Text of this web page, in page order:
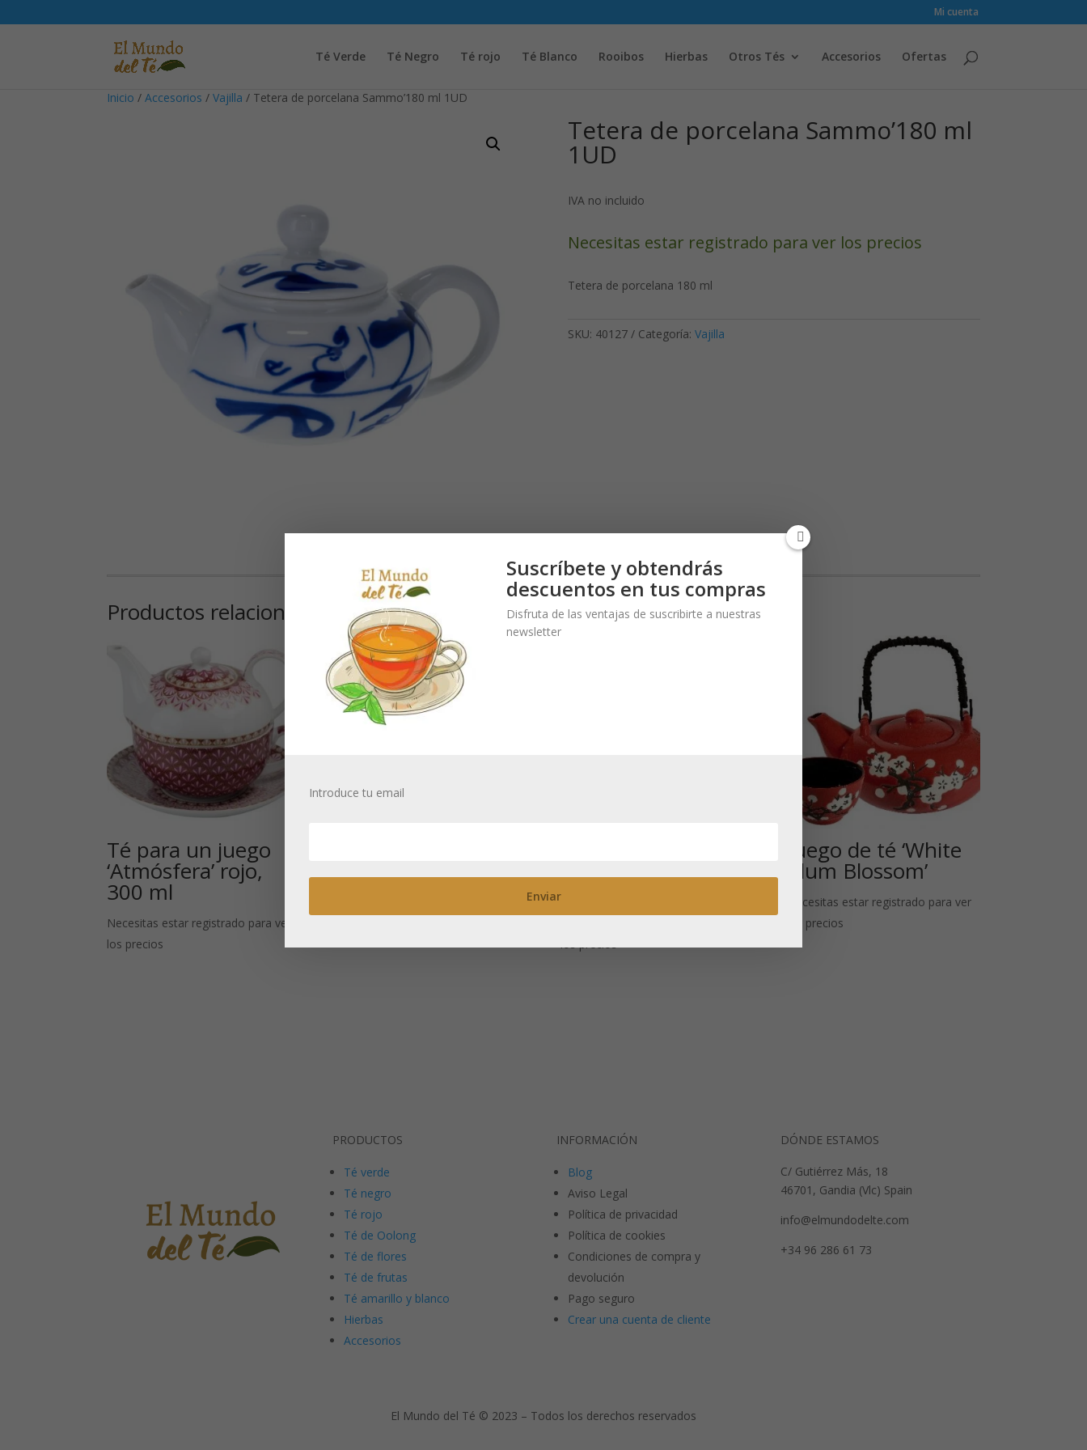
Mi cuenta
Té Verde Té Negro Té rojo Té Blanco Rooibos Hierbas Otros Tés Accesorios Ofertas
Inicio / Accesorios / Vajilla / Tetera de porcelana Sammo’180 ml 1UD
Tetera de porcelana Sammo’180 ml
1UD
IVA no incluido
Necesitas estar registrado para ver los precios
Tetera de porcelana 180 ml
SKU: 40127 Categoría: Vajilla
Productos relacionados
Té para un juego
‘Atmósfera’ rojo,
300 ml
Necesitas estar registrado para ver
los precios
porcelana 160 ml de porcelana
brillante 500 ml
los precios
Juego de té ‘White
Plum Blossom’
Necesitas estar registrado para ver
los precios
PRODUCTOS
Té verde
Té negro
Té rojo
Té de Oolong
Té de flores
Té de frutas
Té amarillo y blanco
Hierbas
Accesorios
INFORMACIÓN
Blog
Aviso Legal
Política de privacidad
Política de cookies
Condiciones de compra y
devolución
Pago seguro
Crear una cuenta de cliente
DÓNDE ESTAMOS
C/ Gutiérrez Más, 18
46701, Gandia (Vlc) Spain
info@elmundodelte.com
+34 96 286 61 73
El Mundo del Té © 2023 – Todos los derechos reservados
Suscríbete y obtendrás
descuentos en tus compras
Disfruta de las ventajas de suscribirte a nuestras
newsletter
Introduce tu email